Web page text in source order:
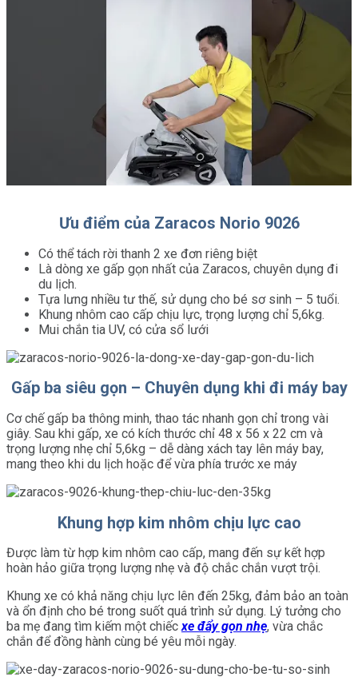
Ưu điểm của Zaracos Norio 9026
Có thể tách rời thanh 2 xe đơn riêng biệt
Là dòng xe gấp gọn nhất của Zaracos, chuyên dụng đi
du lịch.
Tựa lưng nhiều tư thế, sử dụng cho bé sơ sinh – 5 tuổi.
Khung nhôm cao cấp chịu lực, trọng lượng chỉ 5,6kg.
Mui chắn tia UV, có cửa sổ lưới
Gấp ba siêu gọn – Chuyên dụng khi đi máy bay
Cơ chế gấp ba thông minh, thao tác nhanh gọn chỉ trong vài
giây. Sau khi gấp, xe có kích thước chỉ 48 x 56 x 22 cm và
trọng lượng nhẹ chỉ 5,6kg – dễ dàng xách tay lên máy bay,
mang theo khi du lịch hoặc để vừa phía trước xe máy
Khung hợp kim nhôm chịu lực cao
Được làm từ hợp kim nhôm cao cấp, mang đến sự kết hợp
hoàn hảo giữa trọng lượng nhẹ và độ chắc chắn vượt trội.
Khung xe có khả năng chịu lực lên đến 25kg, đảm bảo an toàn
và ổn định cho bé trong suốt quá trình sử dụng. Lý tưởng cho
ba mẹ đang tìm kiếm một chiếcxe đẩy gọn nhẹ, vừa chắc
chắn để đồng hành cùng bé yêu mỗi ngày.